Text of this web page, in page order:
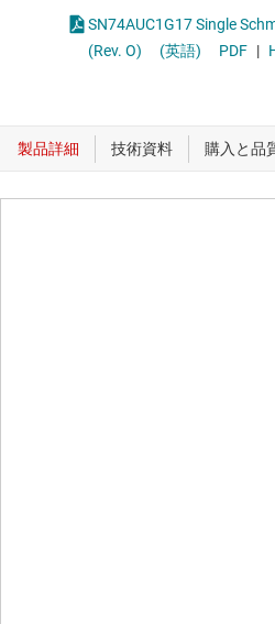
SN74AUC1G17 Single
(Rev. O)
(英語) PDF |